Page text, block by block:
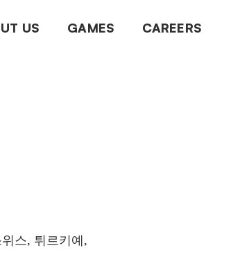
US GAMES CAREERS
스, 튀르키예,